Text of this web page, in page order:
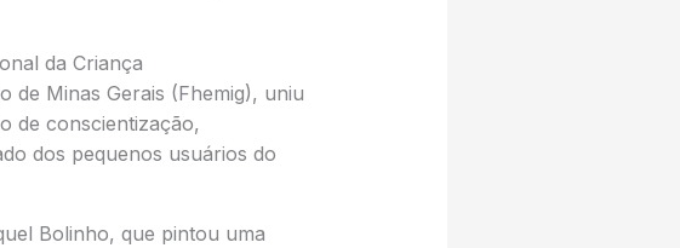
da Criança
de Minas Gerais (Fhemig), uniu
de conscientização,
dos pequenos usuários do
Bolinho, que pintou uma